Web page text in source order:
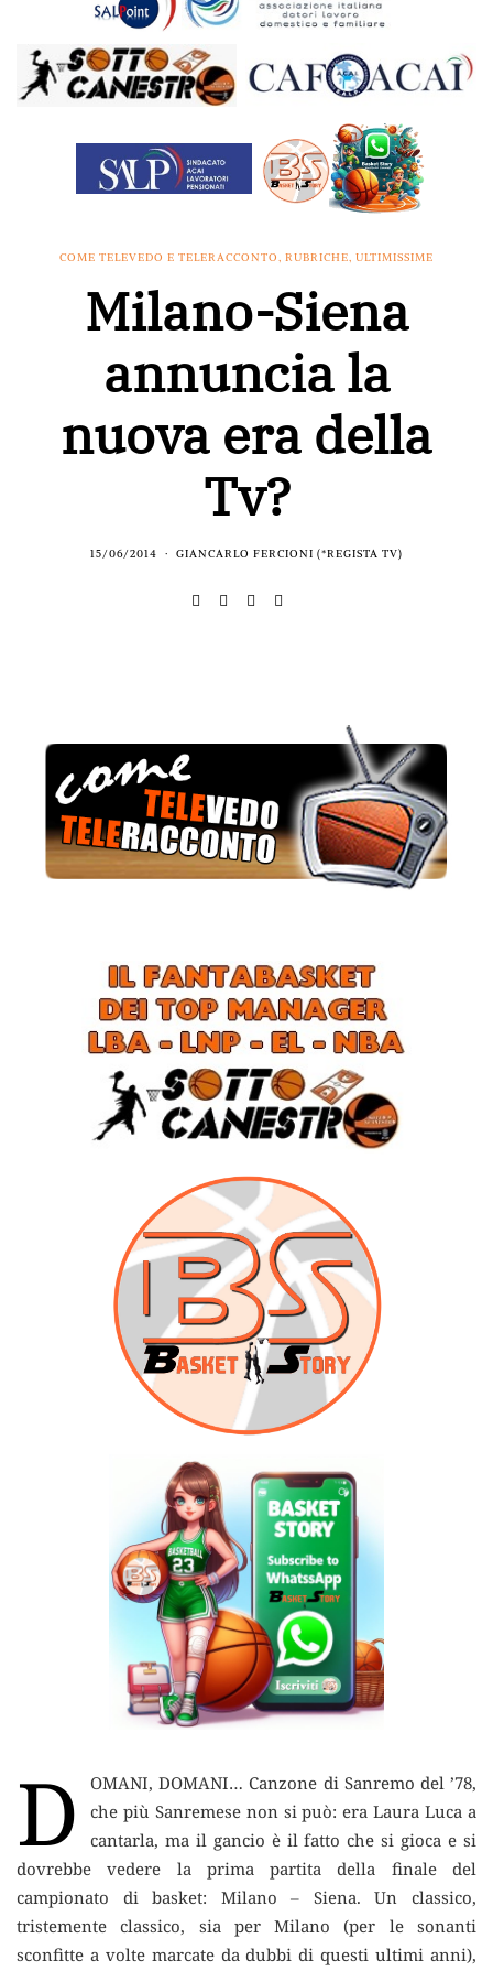
COME TELEVEDO E TELERACCONTO, RUBRICHE, ULTIMISSIME
Milano-Siena
annuncia la
nuova era della
Tv?
15/06/2014 GIANCARLO FERCIONI (*REGISTA TV)
D OMANI, DOMANI…Canzone di Sanremo del ’78,
che più Sanremese non si può: era Laura Luca a
cantarla, ma il gancio è il fatto che si gioca e si
dovrebbe vedere la prima partita della finale del
campionato di basket: Milano – Siena. Un classico,
tristemente classico, sia per Milano (per le sonanti
sconfitte a volte marcate da dubbi di questi ultimi anni),